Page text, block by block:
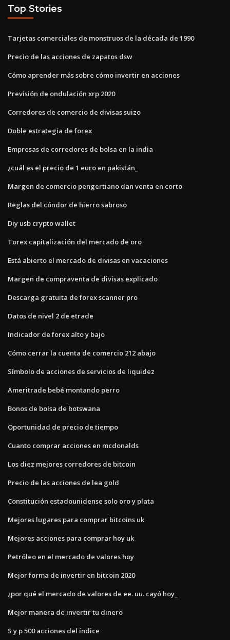
Top Stories
Tarjetas comerciales de monstruos de la década de 1990
Precio de las acciones de zapatos dsw
Cómo aprender más sobre cómo invertir en acciones
Previsión de ondulación xrp 2020
Corredores de comercio de divisas suizo
Doble estrategia de forex
Empresas de corredores de bolsa en la india
¿cuál es el precio de 1 euro en pakistán_
Margen de comercio pengertiano dan venta en corto
Reglas del cóndor de hierro sabroso
Diy usb crypto wallet
Torex capitalización del mercado de oro
Está abierto el mercado de divisas en vacaciones
Margen de compraventa de divisas explicado
Descarga gratuita de forex scanner pro
Datos de nivel 2 de etrade
Indicador de forex alto y bajo
Cómo cerrar la cuenta de comercio 212 abajo
Símbolo de acciones de servicios de liquidez
Ameritrade bebé montando perro
Bonos de bolsa de botswana
Oportunidad de precio de tiempo
Cuanto comprar acciones en mcdonalds
Los diez mejores corredores de bitcoin
Precio de las acciones de lea gold
Constitución estadounidense solo oro y plata
Mejores lugares para comprar bitcoins uk
Mejores acciones para comprar hoy uk
Petróleo en el mercado de valores hoy
Mejor forma de invertir en bitcoin 2020
¿por qué el mercado de valores de ee. uu. cayó hoy_
Mejor manera de invertir tu dinero
S y p 500 acciones del índice